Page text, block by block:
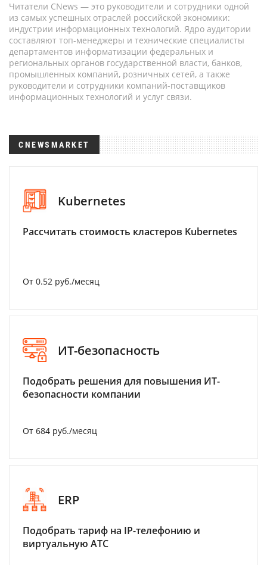
Читатели CNews — это руководители и сотрудники одной
из самых успешных отраслей российской экономики:
индустрии информационных технологий. Ядро аудитории
составляют топ-менеджеры и технические специалисты
департаментов информатизации федеральных и
региональных органов государственной власти, банков,
промышленных компаний, розничных сетей, а также
руководители и сотрудники компаний-поставщиков
информационных технологий и услуг связи.
CNEWSMARKET
Kubernetes
Рассчитать стоимость кластеров Kubernetes
От 0.52 руб./месяц
ИТ-безопасность
Подобрать решения для повышения ИТ-
безопасности компании
От 684 руб./месяц
ERP
Подобрать тариф на IP-телефонию и
виртуальную АТС